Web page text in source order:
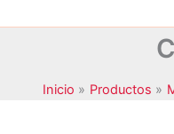
Inicio Productos